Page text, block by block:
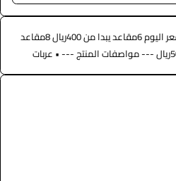
عربات قولف للايجار سعر اليوم 6مقاعد يبدا من 400ريال 8مقاعد